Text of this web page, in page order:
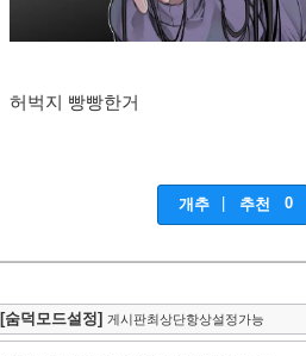
허벅지 빵빵한거
개추 추천 0
[숨덕모드설정] 게시판최상단항상설정가능